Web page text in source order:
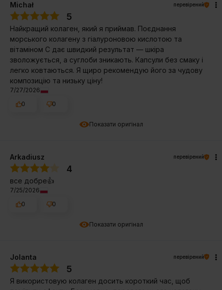
Показати оригінал
Michał перевірений
5
Найкращий колаген, який я приймав. Поєднання
морського колагену з гіалуроновою кислотою та
вітаміном C дає швидкий результат — шкіра
зволожується, а суглоби зникають. Капсули без смаку і
легко ковтаються. Я щиро рекомендую його за чудову
композицію та низьку ціну!
7/27/2026
0
0
Показати оригінал
Arkadiusz перевірений
4
все добре👍️
7/25/2026
0
0
Jolanta перевірений
5
Я використовую колаген досить короткий час, щоб